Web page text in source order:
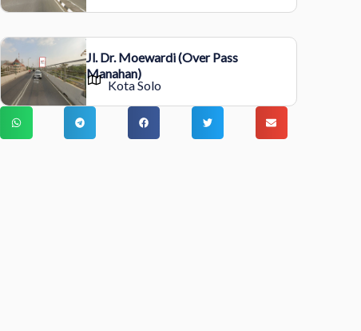
Jl. Dr. Moewardi (Over Pass
Manahan)
Kota Solo